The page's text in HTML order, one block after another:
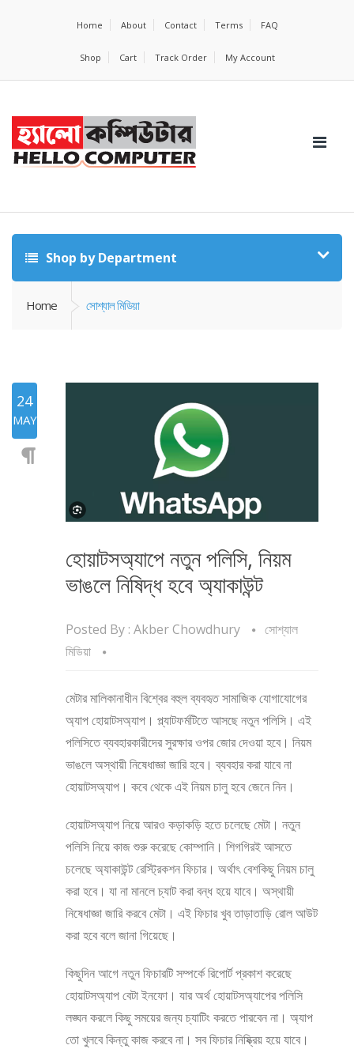
Home About Contact Terms FAQ
Shop Cart Track Order My Account
Shop by Department
Home সোশ্যাল মিডিয়া
24
MAY
হোয়াটসঅ্যাপে নতুন পলিসি, নিয়ম
ভাঙলে নিষিদ্ধ হবে অ্যাকাউন্ট
Posted By : Akber Chowdhury
সোশ্যাল
মিডিয়া
মেটার মালিকানাধীন বিশ্বের বহুল ব্যবহৃত সামাজিক যোগাযোগের
অ্যাপ হোয়াটসঅ্যাপ। প্ল্যাটফর্মটিতে আসছে নতুন পলিসি। এই
পলিসিতে ব্যবহারকারীদের সুরক্ষার ওপর জোর দেওয়া হবে। নিয়ম
ভাঙলে অস্থায়ী নিষেধাজ্ঞা জারি হবে। ব্যবহার করা যাবে না
হোয়াটসঅ্যাপ। কবে থেকে এই নিয়ম চালু হবে জেনে নিন।
হোয়াটসঅ্যাপ নিয়ে আরও কড়াকড়ি হতে চলেছে মেটা। নতুন
পলিসি নিয়ে কাজ শুরু করেছে কোম্পানি। শিগগিরই আসতে
চলেছে অ্যাকাউন্ট রেস্ট্রিকশন ফিচার। অর্থাৎ বেশকিছু নিয়ম চালু
করা হবে। যা না মানলে চ্যাট করা বন্ধ হয়ে যাবে। অস্থায়ী
নিষেধাজ্ঞা জারি করবে মেটা। এই ফিচার খুব তাড়াতাড়ি রোল আউট
করা হবে বলে জানা গিয়েছে।
কিছুদিন আগে নতুন ফিচারটি সম্পর্কে রিপোর্ট প্রকাশ করেছে
হোয়াটসঅ্যাপ বেটা ইনফো। যার অর্থ হোয়াটসঅ্যাপের পলিসি
লঙ্ঘন করলে কিছু সময়ের জন্য চ্যাটিং করতে পারবেন না। অ্যাপ
তো খুলবে কিন্তু কাজ করবে না। সব ফিচার নিষ্ক্রিয় হয়ে যাবে।